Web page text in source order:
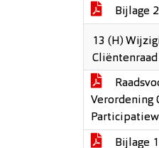
Bijlage
13 (H)
Verordening
Bijlage